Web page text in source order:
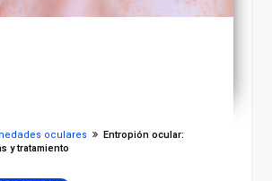
oculares
Entropión ocular:
y tratamiento